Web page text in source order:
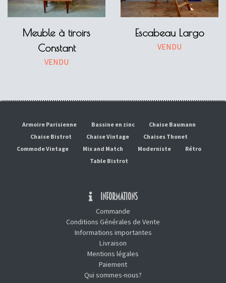
Meuble à tiroirs
Constant
VENDU
Escabeau Largo
VENDU
Armoire Parisienne Bassine en zinc
Chaise Baumann
Chaise Bistrot
Chaise Vintage
Chaises Thonet
Commode Vintage
Mix and Match Moderniste
Rétro
Table Bistrot
INFORMATIONS
Commande
Conditions Générales de Vente
Informations importantes
Livraison
Mentions légales
Paiement
Qui sommes-nous?